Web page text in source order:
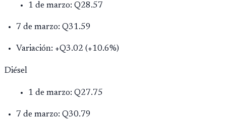
1 de marzo: Q28.57
7 de marzo: Q31.59
Variación: +Q3.02 (+10.6%)
Diésel
1 de marzo: Q27.75
7 de marzo: Q30.79